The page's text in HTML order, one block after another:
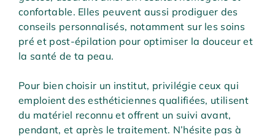
confortable. Elles peuvent aussi prodiguer des
conseils personnalisés, notamment sur les soins
pré et post-épilation pour optimiser la douceur et
la santé de ta peau.
Pour bien choisir un institut, privilégie ceux qui
emploient des esthéticiennes qualifiées, utilisent
du matériel reconnu et offrent un suivi avant,
pendant, et après le traitement. N’hésite pas à